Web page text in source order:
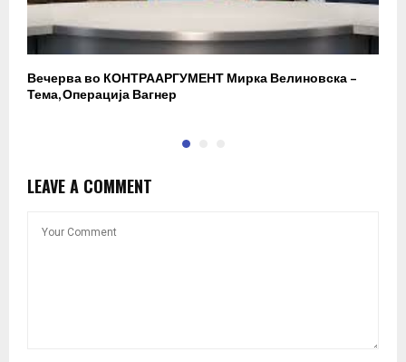
Вечерва во КОНТРААРГУМЕНТ Мирка Велиновска –
Тема, Операција Вагнер
LEAVE A COMMENT